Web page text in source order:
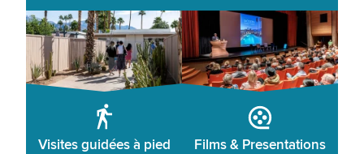
Visites guidées à pied Films & Presentations